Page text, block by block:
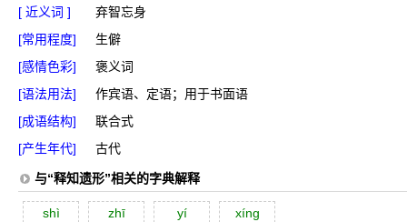
[ 近义词 ]
弃智忘身
[常用程度]
生僻
[感情色彩]
褒义词
[语法用法]
作宾语、定语；用于书面语
[成语结构]
联合式
[产生年代]
古代
与“释知遗形”相关的字典解释
shì zhī yí xíng